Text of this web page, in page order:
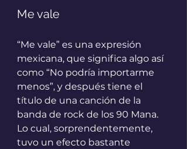
Me vale
“Me vale” es una expresión
mexicana, que significa algo así
como “No podría importarme
menos”, y después tiene el
título de una canción de la
banda de rock de los 90 Mana.
Lo cual, sorprendentemente,
tuvo un efecto bastante